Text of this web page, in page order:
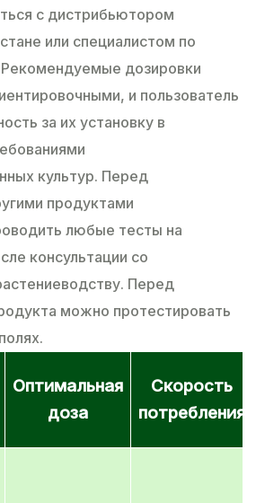
с дистрибьютором
или специалистом по
дозировки
и пользователь
за их установку в
культур. Перед
продуктами
любые тесты на
консультации со
Перед
можно протестировать
Оптимальная
доза
Скорость
потребления